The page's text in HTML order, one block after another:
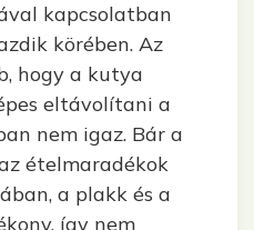
kapcsolatban
körében. Az
hogy a kutya
eltávolítani a
nem igaz. Bár a
ételmaradékok
a plakk és a
így nem